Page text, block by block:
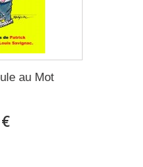
au Mot